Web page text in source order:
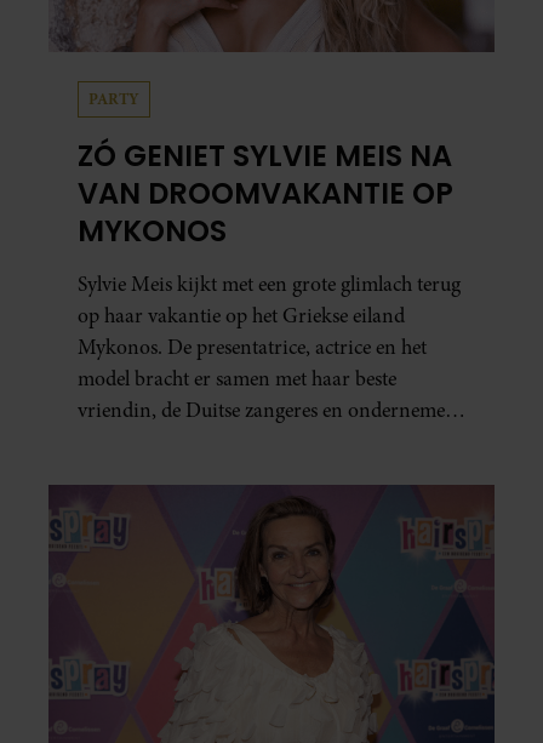
PARTY
ZÓ GENIET SYLVIE MEIS NA
VAN DROOMVAKANTIE OP
MYKONOS
Sylvie Meis kijkt met een grote glimlach terug
op haar vakantie op het Griekse eiland
Mykonos. De presentatrice, actrice en het
model bracht er samen met haar beste
vriendin, de Duitse zangeres en ondernemer
zonovergoten bestemming én vertelt ze hoe
bijzonder de reis voor haar is geweest.